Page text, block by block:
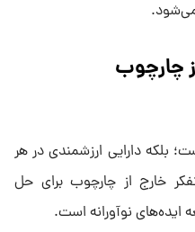
بلکه دارایی ارزشمندی در هر
خارج از چارچوب برای حل
ایده‌های نوآورانه است.